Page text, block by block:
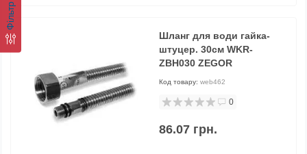
Фільтр
Шланг для води гайка-
штуцер. 30см WKR-
ZBН030 ZEGOR
Код товару: web462
0
86.07 грн.